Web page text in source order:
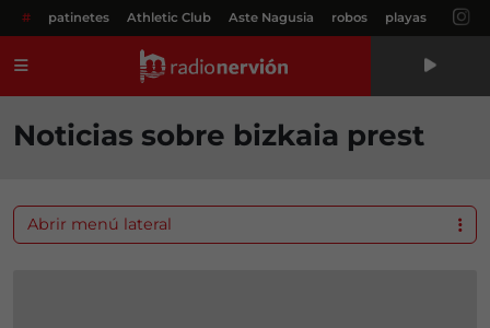
# patinetes Athletic Club Aste Nagusia robos playas
Noticias sobre bizkaia prest
Abrir menú lateral